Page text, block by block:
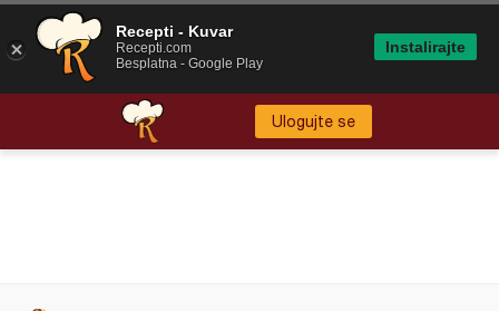
Ulogujte se
Recepti - Kuvar
Recepti.com
Besplatna - Google Play
Instalirajte